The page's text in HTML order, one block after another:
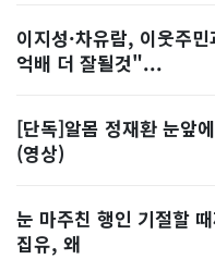
이지성·차유람, 이웃주
억배 더 잘될것"...
[단독]알몸 정재환 눈앞
(영상)
눈 마주친 행인 기절할
집유, 왜